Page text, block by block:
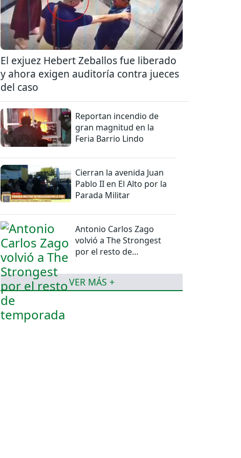
El exjuez Hebert Zeballos fue liberado
y ahora exigen auditoría contra jueces
del caso
Reportan incendio de
gran magnitud en la
Feria Barrio Lindo
Cierran la avenida Juan
Pablo II en El Alto por la
Parada Militar
Antonio Carlos Zago
volvió a The Strongest
por el resto de
VER MÁS +